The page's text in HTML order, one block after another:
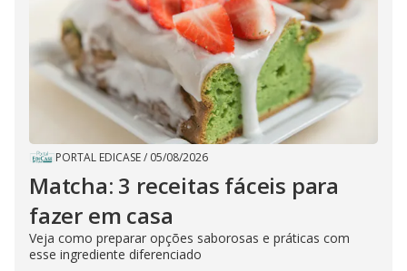
PORTAL EDICASE/ 05/08/2026
Matcha: 3 receitas fáceis para
fazer em casa
Veja como preparar opções saborosas e práticas com
esse ingrediente diferenciado